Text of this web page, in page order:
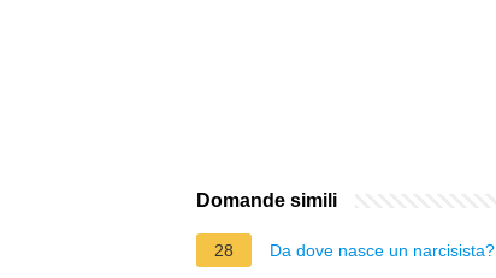
Domande simili
28 Da dove nasce un narcisista?